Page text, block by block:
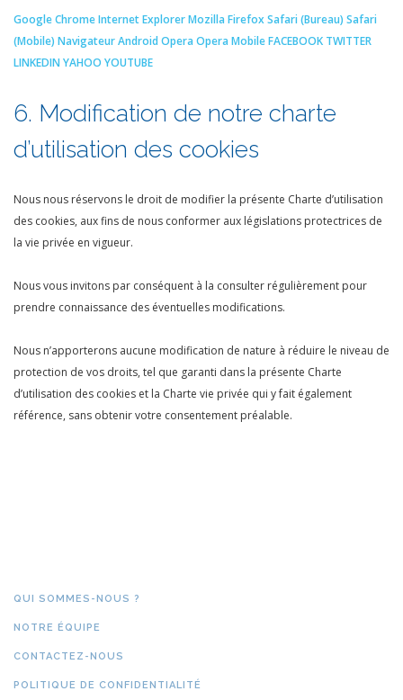
Google ChromeInternet ExplorerMozilla FirefoxSafari (Bureau) Safari
(Mobile) Navigateur Android Opera Opera MobileFACEBOOK TWITTER
LINKEDIN YAHOO YOUTUBE
6. Modification de notre charte
d’utilisation des cookies
Nous nous réservons le droit de modifier la présente Charte d’utilisation
des cookies, aux fins de nous conformer aux législations protectrices de
la vie privée en vigueur.
Nous vous invitons par conséquent à la consulter régulièrement pour
prendre connaissance des éventuelles modifications.
Nous n’apporterons aucune modification de nature à réduire le niveau de
protection de vos droits, tel que garanti dans la présente Charte
d’utilisation des cookies et la Charte vie privée qui y fait également
référence, sans obtenir votre consentement préalable.
QUI SOMMES-NOUS ?
NOTRE ÉQUIPE
CONTACTEZ-NOUS
POLITIQUE DE CONFIDENTIALITÉ